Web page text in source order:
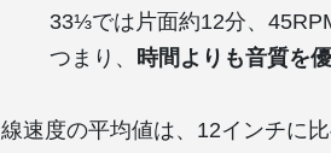
33⅓では片面約12分、
つまり、 時間よりも音質を
線速度の平均値は、12インチに